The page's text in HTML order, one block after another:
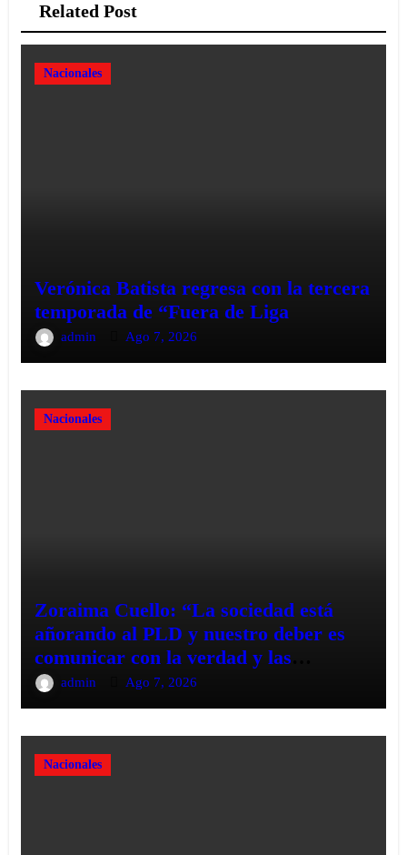
Related Post
Nacionales
Verónica Batista regresa con la tercera
temporada de “Fuera de Liga
admin Ago 7, 2026
Nacionales
Zoraima Cuello: “La sociedad está
añorando al PLD y nuestro deber es
comunicar con la verdad y las
evidencias
admin Ago 7, 2026
Nacionales